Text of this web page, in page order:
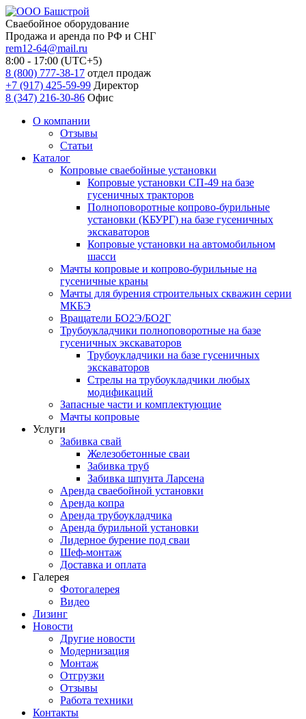
Сваебойное оборудование
Продажа и аренда по РФ и СНГ
rem12-64@mail.ru
8:00 - 17:00 (UTC+5)
8 (800) 777-38-17 отдел продаж
+7 (917) 425-59-99 Директор
8 (347) 216-30-86 Офис
О компании
Отзывы
Статьи
Каталог
Копровые сваебойные установки
Копровые установки СП-49 на базе
гусеничных тракторов
Полноповоротные копрово-бурильные
установки (КБУРГ) на базе гусеничных
экскаваторов
Копровые установки на автомобильном
шасси
Мачты копровые и копрово-бурильные на
гусеничные краны
Мачты для бурения строительных скважин серии
МКБЭ
Вращатели БО2Э/БО2Г
Трубоукладчики полноповоротные на базе
гусеничных экскаваторов
Трубоукладчики на базе гусеничных
экскаваторов
Стрелы на трубоукладчики любых
модификаций
Запасные части и комплектующие
Мачты копровые
Услуги
Забивка свай
Железобетонные сваи
Забивка труб
Забивка шпунта Ларсена
Аренда сваебойной установки
Аренда копра
Аренда трубоукладчика
Аренда бурильной установки
Лидерное бурение под сваи
Шеф-монтаж
Доставка и оплата
Галерея
Фотогалерея
Видео
Лизинг
Новости
Другие новости
Модернизация
Монтаж
Отгрузки
Отзывы
Работа техники
Контакты